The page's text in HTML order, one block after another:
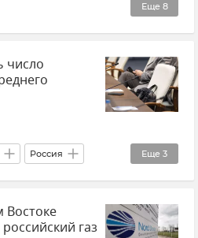
Еще 8
число
Еще 3
Россия
Новости
Востоке
газ